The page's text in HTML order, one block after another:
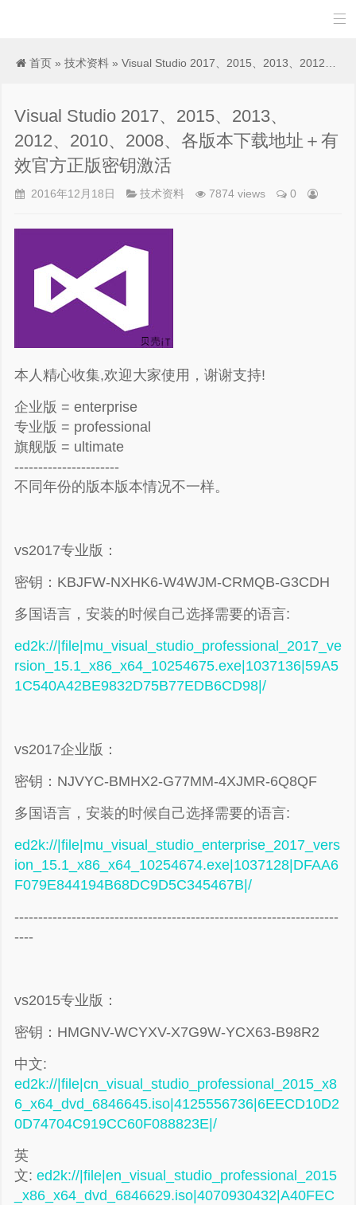

首页 » 技术资料 » Visual Studio 2017、2015、2013、2012、2010、2008、各版本下载地址＋有效官方正版密钥激活
Visual Studio 2017、2015、2013、
2012、2010、2008、各版本下载地址＋有
效官方正版密钥激活
2016年12月18日 技术资料 7874 views 0
本人精心收集,欢迎大家使用，谢谢支持!
企业版 = enterprise
专业版 = professional
旗舰版 = ultimate
----------------------
不同年份的版本版本情况不一样。
vs2017专业版：
密钥：KBJFW-NXHK6-W4WJM-CRMQB-G3CDH
多国语言，安装的时候自己选择需要的语言:
ed2k://|file|mu_visual_studio_professional_2017_ve
rsion_15.1_x86_x64_10254675.exe|1037136|59A5
1C540A42BE9832D75B77EDB6CD98|/
vs2017企业版：
密钥：NJVYC-BMHX2-G77MM-4XJMR-6Q8QF
多国语言，安装的时候自己选择需要的语言:
ed2k://|file|mu_visual_studio_enterprise_2017_vers
ion_15.1_x86_x64_10254674.exe|1037128|DFAA6
F079E844194B68DC9D5C345467B|/
--------------------------------------------------------------------
----
vs2015专业版：
密钥：HMGNV-WCYXV-X7G9W-YCX63-B98R2
中文:
ed2k://|file|cn_visual_studio_professional_2015_x8
6_x64_dvd_6846645.iso|4125556736|6EECD10D2
0D74704C919CC60F088823E|/
英
文: ed2k://|file|en_visual_studio_professional_2015
_x86_x64_dvd_6846629.iso|4070930432|A40FEC